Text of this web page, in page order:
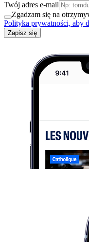
Twój adres e-mail
Zgadzam się na
Polityka prywatności, aby
Zapisz się